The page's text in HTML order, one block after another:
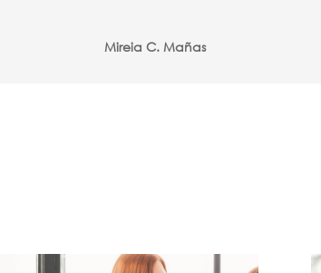
Mireia C. Mañas